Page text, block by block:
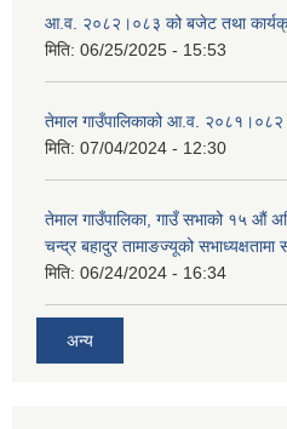
आ.व. २०८२।०८३ को बजेट तथा
मिति: 06/25/2025 - 15:53
तेमाल गाउँपालिकाको आ.व. २०८१।०८२
मिति: 07/04/2024 - 12:30
तेमाल गाउँपालिका, गाउँ सभाको १५ औं
चन्द्र बहादुर तामाङज्यूको सभाध्यक्षतामा
मिति: 06/24/2024 - 16:34
अन्य